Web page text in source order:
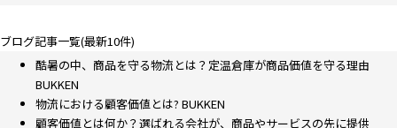
ブログ記事一覧(最新10件)
酷暑の中、商品を守る物流とは？定温倉庫が商品価値を守る理由
BUKKEN
物流における顧客価値とは? BUKKEN
顧客価値とは何か？選ばれる会社が、商品やサービスの先に提供